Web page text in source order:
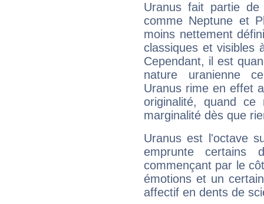
Uranus fait partie
comme Neptune et
moins nettement
classiques et visibles
Cependant, il est
nature uranienne
Uranus rime en effet
originalité, quand ce
marginalité dès que
Uranus est l'octave
emprunte
commençant par le
émotions et un
affectif en dents de